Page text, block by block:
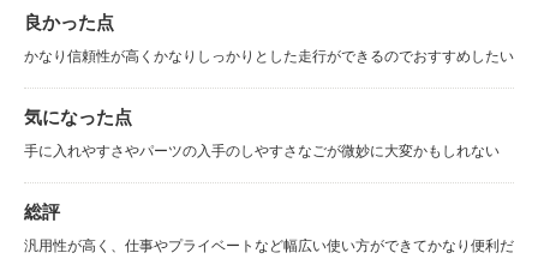
良かった点
かなり信頼性が高くかなりしっかりとした走行ができるのでおすすめしたい
気になった点
手に入れやすさやパーツの入手のしやすさなごが微妙に大変かもしれない
総評
汎用性が高く、仕事やプライベートなど幅広い使い方ができてかなり便利だ